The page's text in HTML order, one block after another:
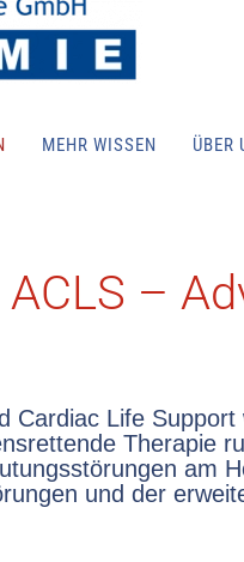
MEHR WISSEN ÜBER
ACLS –
Cardiac Life Support
Therapie
am
und der